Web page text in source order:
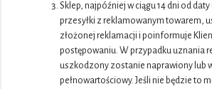
Sklep, najpóźniej w ciągu 14 dni od
przesyłki z reklamowanym towarem,
złożonej reklamacji i poinformuje
postępowaniu. W przypadku uznania
uszkodzony zostanie naprawiony lub
pełnowartościowy. Jeśli nie będzie to